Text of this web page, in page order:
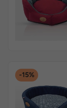
-15%